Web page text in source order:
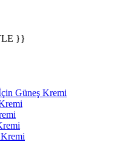
}}
Güneş Kremi